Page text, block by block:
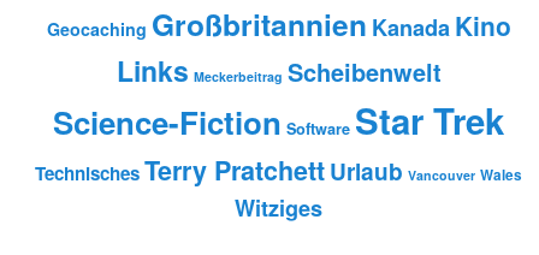
Geocaching Großbritannien Kanada Kino
Links Meckerbeitrag Scheibenwelt
Science-Fiction Software Star Trek
TechnischesTerry PratchettUrlaub Vancouver Wales
Witziges